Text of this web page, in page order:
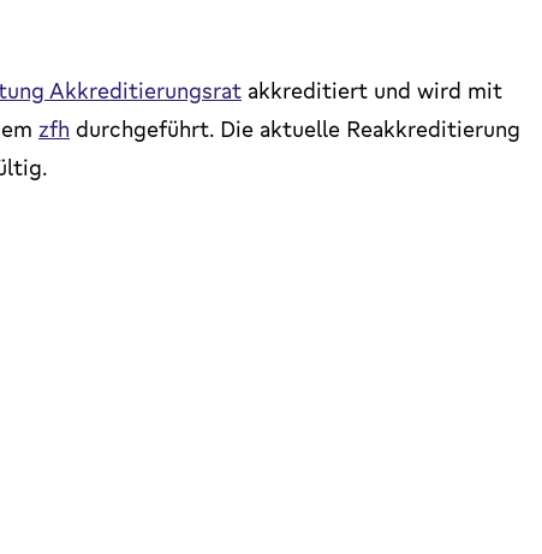
Akkreditierungsrat akkreditiert und wird mit
zfh durchgeführt. Die aktuelle Reakkreditierung